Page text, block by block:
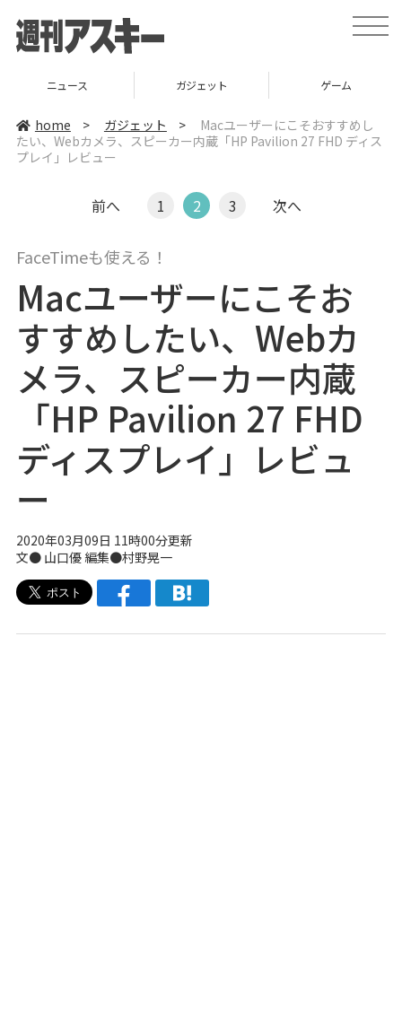
t
o
v
i
ニュース ガジェット ゲーム
home > ガジェット >
Macユーザーにこそおすすめし
たい、Webカメラ、スピーカー内蔵「HP Pavilion 27 FHD ディス
プレイ」レビュー
前へ 1 2 3 次へ
FaceTimeも使える！
Macユーザーにこそお
すすめしたい、Webカ
メラ、スピーカー内蔵
「HP Pavilion 27 FHD
ディスプレイ」レビュ
ー
2020年03月09日 11時00分更新
文● 山口優 編集●村野晃一